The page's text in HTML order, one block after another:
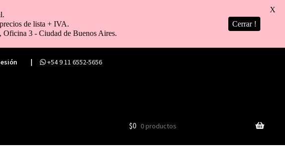
| +54 9 11 6552-5656
$0 0 productos
de lista + IVA.
Oficina 3 - Ciudad de Buenos Aires.
Cerrar !
X